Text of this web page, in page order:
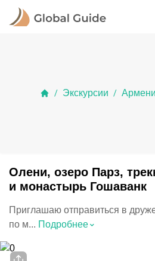
/ Экскурсии /
Олени, озеро Парз,
и монастырь Гошаванк
Приглашаю отправиться в
по м... Подробнее⌃